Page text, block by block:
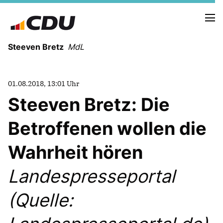
Steeven Bretz MdL
VITA
WAHLKREISBESUCHE
PRESSEFOTOS
MEIN BÜRGERBÜRO
01.08.2018, 13:01 Uhr
Steeven Bretz: Die
Betroffenen wollen die
Wahrheit hören
Landespresseportal
(Quelle: